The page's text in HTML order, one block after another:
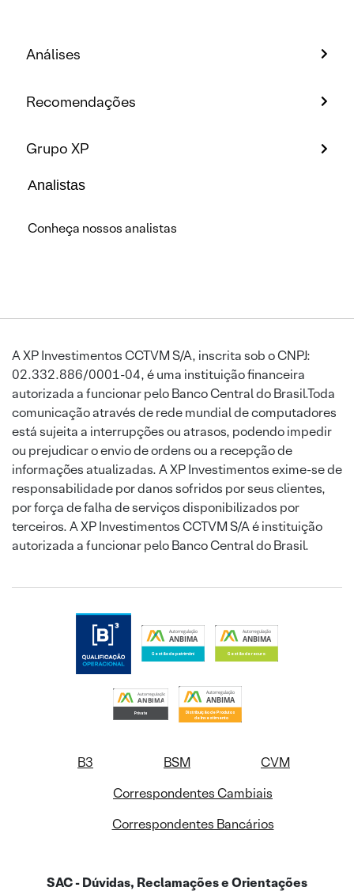
Análises
Recomendações
Grupo XP
Analistas
Conheça nossos analistas
A XP Investimentos CCTVM S/A, inscrita sob o CNPJ:
02.332.886/0001-04, é uma instituição financeira
autorizada a funcionar pelo Banco Central do Brasil.Toda
comunicação através de rede mundial de computadores
está sujeita a interrupções ou atrasos, podendo impedir
ou prejudicar o envio de ordens ou a recepção de
informações atualizadas. A XP Investimentos exime-se de
responsabilidade por danos sofridos por seus clientes,
por força de falha de serviços disponibilizados por
terceiros. A XP Investimentos CCTVM S/A é instituição
autorizada a funcionar pelo Banco Central do Brasil.
B3 BSM
CVM
Correspondentes Cambiais
Correspondentes Bancários
SAC - Dúvidas, Reclamações e Orientações